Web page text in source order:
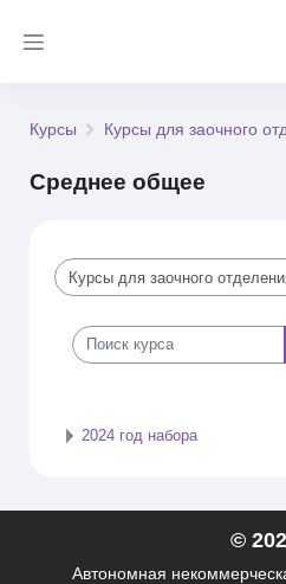
Курсы Курсы для заочного
Среднее общее
Категории курсов
Поиск курса
2024 год набора
©
Автономная